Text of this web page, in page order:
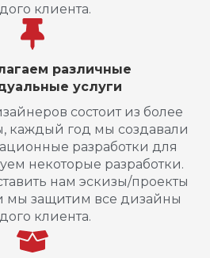
клиента.
различные
услуги
состоит из более
каждый год мы создавали
разработки для
некоторые разработки.
нам эскизы/проекты
мы защитим все дизайны
клиента.